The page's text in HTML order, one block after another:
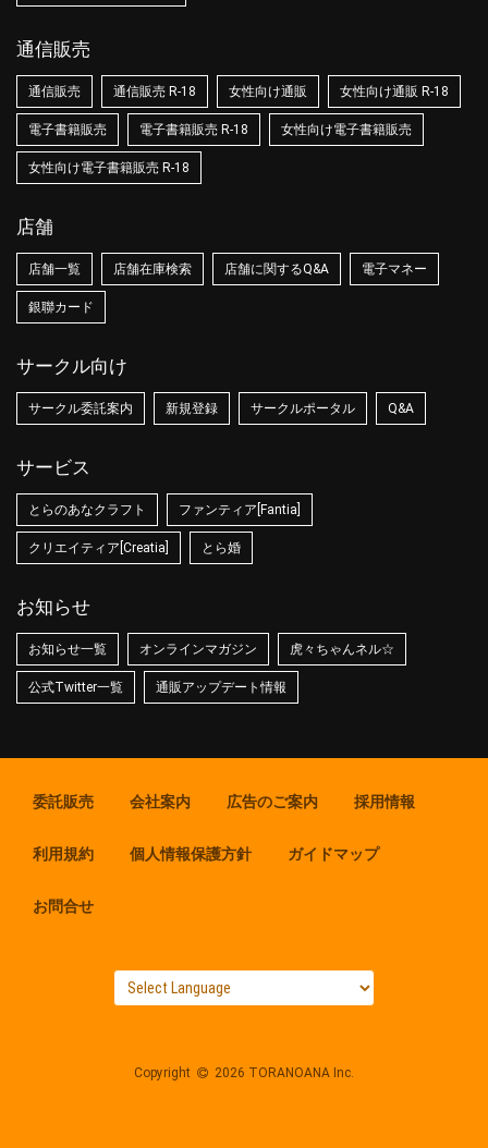
通信販売
通信販売 通信販売 R-18 女性向け通販 女性向け通販 R-18
電子書籍販売 電子書籍販売 R-18 女性向け電子書籍販売
女性向け電子書籍販売 R-18
店舗
店舗一覧 店舗在庫検索 店舗に関するQ&A 電子マネー
銀聯カード
サークル向け
サークル委託案内 新規登録 サークルポータル Q&A
サービス
とらのあなクラフト ファンティア[Fantia]
クリエイティア[Creatia] とら婚
お知らせ
お知らせ一覧 オンラインマガジン 虎々ちゃんネル☆
公式Twitter一覧 通販アップデート情報
委託販売 会社案内 広告のご案内 採用情報
利用規約 個人情報保護方針 ガイドマップ
お問合せ
Copyright 2026 TORANOANA Inc.